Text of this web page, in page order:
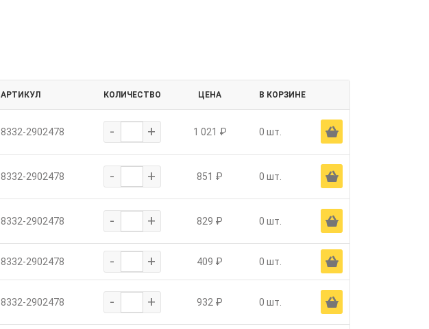
АРТИКУЛ КОЛИЧЕСТВО ЦЕНА В КОРЗИНЕ
8332-2902478 - + 1 021 ₽ 0 шт. Ä
8332-2902478 - + 851 ₽ 0 шт. Ä
8332-2902478 - + 829 ₽ 0 шт. Ä
8332-2902478 - + 409 ₽ 0 шт. Ä
8332-2902478 - + 932 ₽ 0 шт. Ä